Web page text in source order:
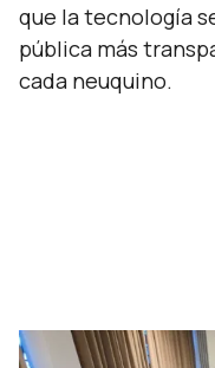
que la tecnología
pública más
cada neuquino.